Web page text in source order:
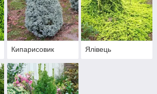
Кипарисовик Ялівець